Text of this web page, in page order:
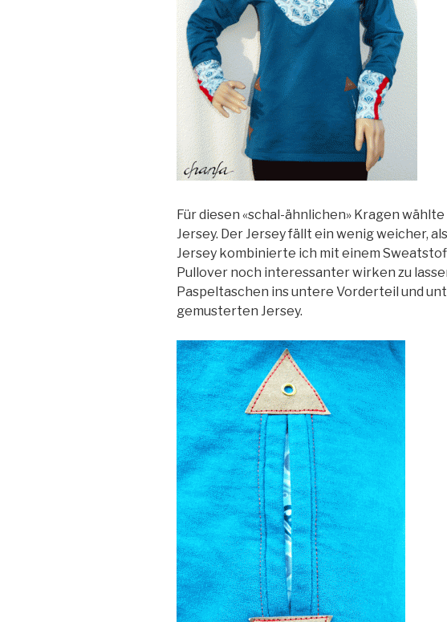
Für diesen «schal-ähnlichen» Kragen
Jersey. Der Jersey fällt ein wenig weicher,
Jersey kombinierte ich mit einem
Pullover noch interessanter wirken zu
Paspeltaschen ins untere Vorderteil und
gemusterten Jersey.